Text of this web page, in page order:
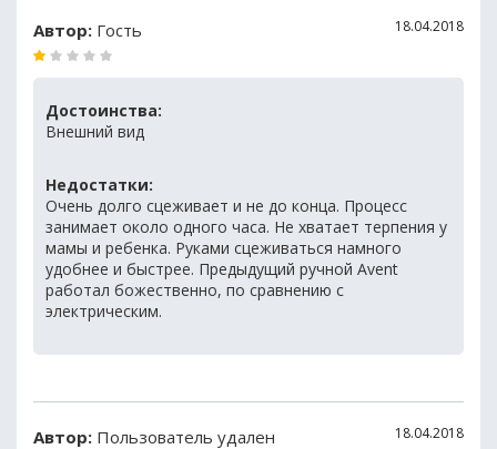
Автор: Гость 18.04.2018
Достоинства:
Внешний вид
Недостатки:
Очень долго сцеживает и не до конца. Процесс
занимает около одного часа. Не хватает терпения у
мамы и ребенка. Руками сцеживаться намного
удобнее и быстрее. Предыдущий ручной Avent
работал божественно, по сравнению с
электрическим.
Автор: Пользователь удален 18.04.2018